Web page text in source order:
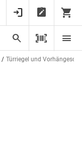
Türriegel und